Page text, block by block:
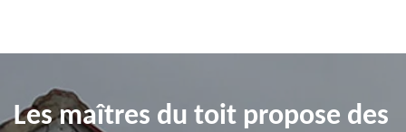
Les maîtres du toit propose des